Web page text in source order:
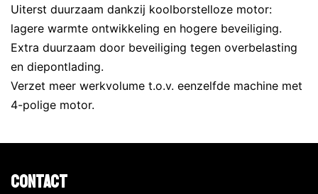
Uiterst duurzaam dankzij koolborstelloze motor:
lagere warmte ontwikkeling en hogere beveiliging.
Extra duurzaam door beveiliging tegen overbelasting
en diepontlading.
Verzet meer werkvolume t.o.v. eenzelfde machine met
4-polige motor.
Contact